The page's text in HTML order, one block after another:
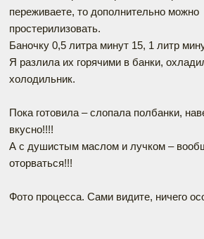
переживаете, то дополнительно можно
простерилизовать.
Баночку 0,5 литра минут 15, 1 литр
Я разлила их горячими в банки,
холодильник.
Пока готовила – слопала полбанки,
вкусно!!!!
А с душистым маслом и лучком –
оторваться!!!
Фото процесса. Сами видите, ничего